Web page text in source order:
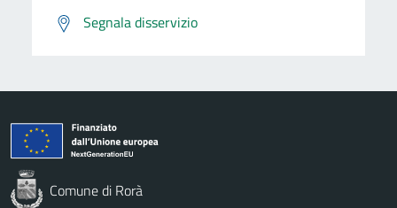
Segnala disservizio
Comune di Rorà